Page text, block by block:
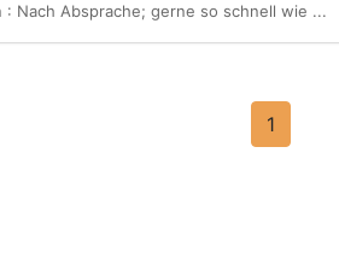
: Nach Absprache; gerne so schnell wie ...
1